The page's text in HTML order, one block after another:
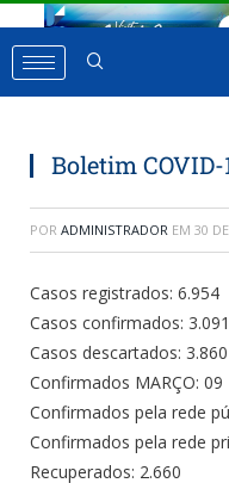
Boletim
POR ADMINISTRADOR EM 30
Casos registrados: 6.954
Casos confirmados: 3.091
Casos descartados: 3.860
Confirmados MARÇO: 09
Confirmados pela rede
Confirmados pela rede
Recuperados: 2.660